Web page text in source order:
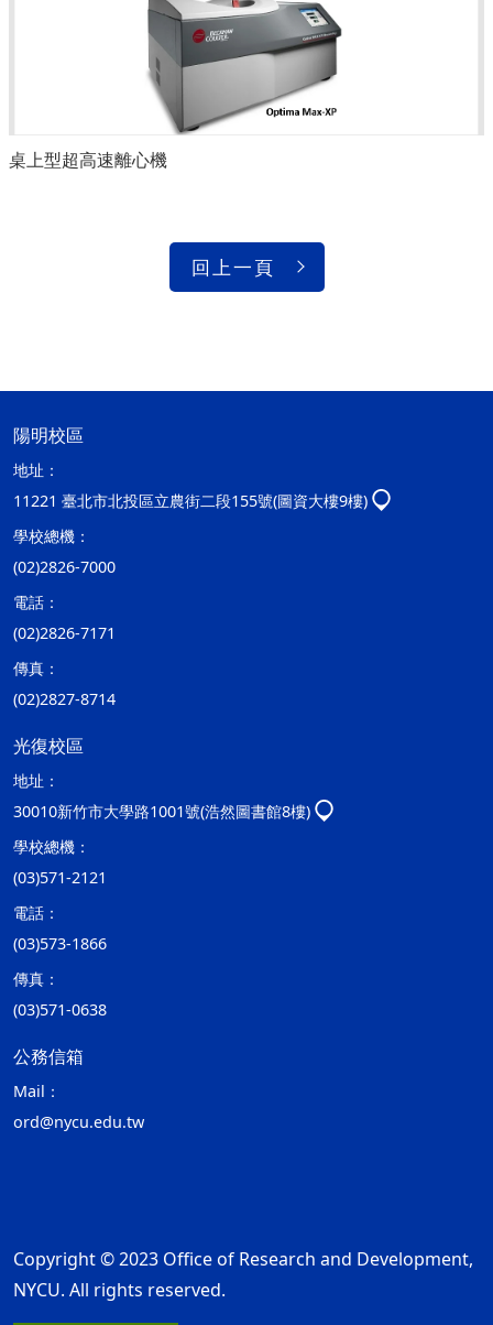
桌上型超高速離心機
回上一頁
陽明校區
地址：
11221 臺北市北投區立農街二段155號(圖資大樓9樓)
學校總機：
(02)2826-7000
電話：
(02)2826-7171
傳真：
(02)2827-8714
光復校區
地址：
30010新竹市大學路1001號(浩然圖書館8樓)
學校總機：
(03)571-2121
電話：
(03)573-1866
傳真：
(03)571-0638
公務信箱
Mail：
ord@nycu.edu.tw
Copyright © 2023 Office of Research and Development,
NYCU. All rights reserved.